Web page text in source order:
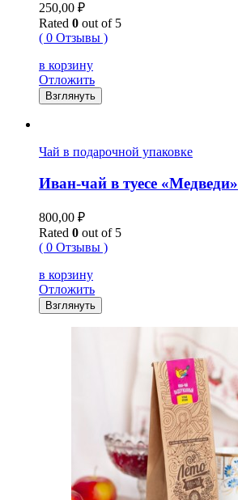
250,00 ₽
Rated 0 out of 5
( 0 Отзывы )
в корзину
Отложить
Взглянуть
Чай в подарочной упаковке
Иван-чай в туесе «Медведи»
800,00 ₽
Rated 0 out of 5
( 0 Отзывы )
в корзину
Отложить
Взглянуть